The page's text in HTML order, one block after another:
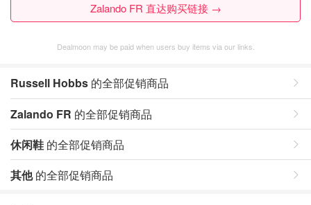
Zalando FR 直达购买链接 →
Dealmoon may be paid when users buy items via our links.
Russell Hobbs 的全部促销商品
Zalando FR 的全部促销商品
休闲鞋 的全部促销商品
其他的全部促销商品